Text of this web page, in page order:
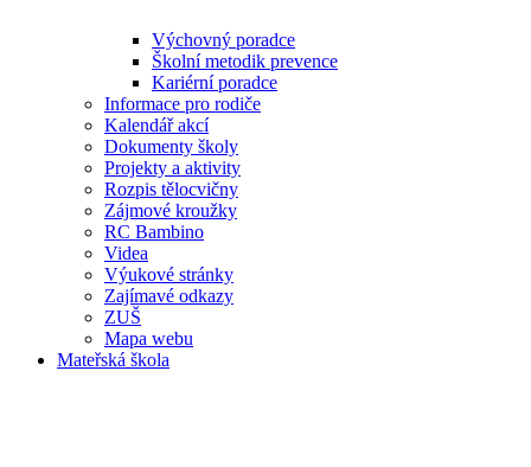
Výchovný poradce
Školní metodik prevence
Kariérní poradce
Informace pro rodiče
Kalendář akcí
Dokumenty školy
Projekty a aktivity
Rozpis tělocvičny
Zájmové kroužky
RC Bambino
Videa
Výukové stránky
Zajímavé odkazy
ZUŠ
Mapa webu
Mateřská škola